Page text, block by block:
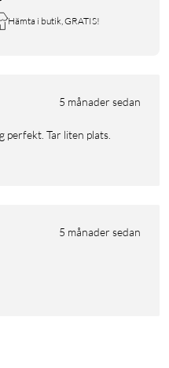
Hämta i butik, GRATIS!
5 månader sedan
perfekt. Tar liten plats.
5 månader sedan